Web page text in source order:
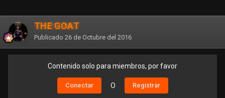
THE GOAT
Publicado 26 de Octubre del 2016
Contenido solo para miembros, por favor
Conectar O Registrar